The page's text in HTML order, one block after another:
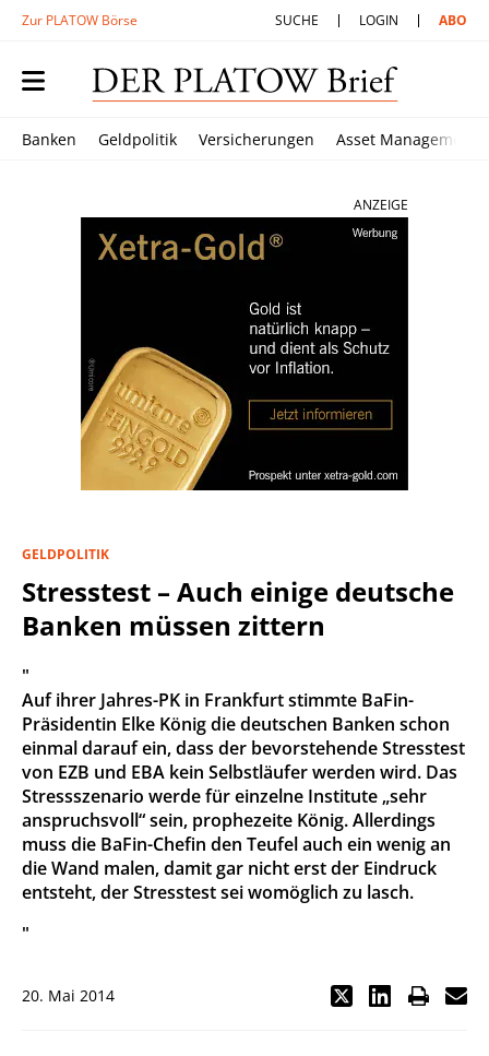
Zur PLATOW Börse SUCHE LOGIN ABO
Banken Geldpolitik Versicherungen Asset Management
ANZEIGE
GELDPOLITIK
Stresstest – Auch einige deutsche
Banken müssen zittern
"
Auf ihrer Jahres-PK in Frankfurt stimmte BaFin-
Präsidentin Elke König die deutschen Banken schon
einmal darauf ein, dass der bevorstehende Stresstest
von EZB und EBA kein Selbstläufer werden wird. Das
Stressszenario werde für einzelne Institute „sehr
anspruchsvoll“ sein, prophezeite König. Allerdings
muss die BaFin-Chefin den Teufel auch ein wenig an
die Wand malen, damit gar nicht erst der Eindruck
entsteht, der Stresstest sei womöglich zu lasch.
"
20. Mai 2014